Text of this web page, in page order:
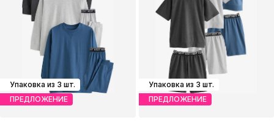
Упаковка из 3 шт.
ПРЕДЛОЖЕНИЕ
Упаковка из 3 шт.
ПРЕДЛОЖЕНИЕ